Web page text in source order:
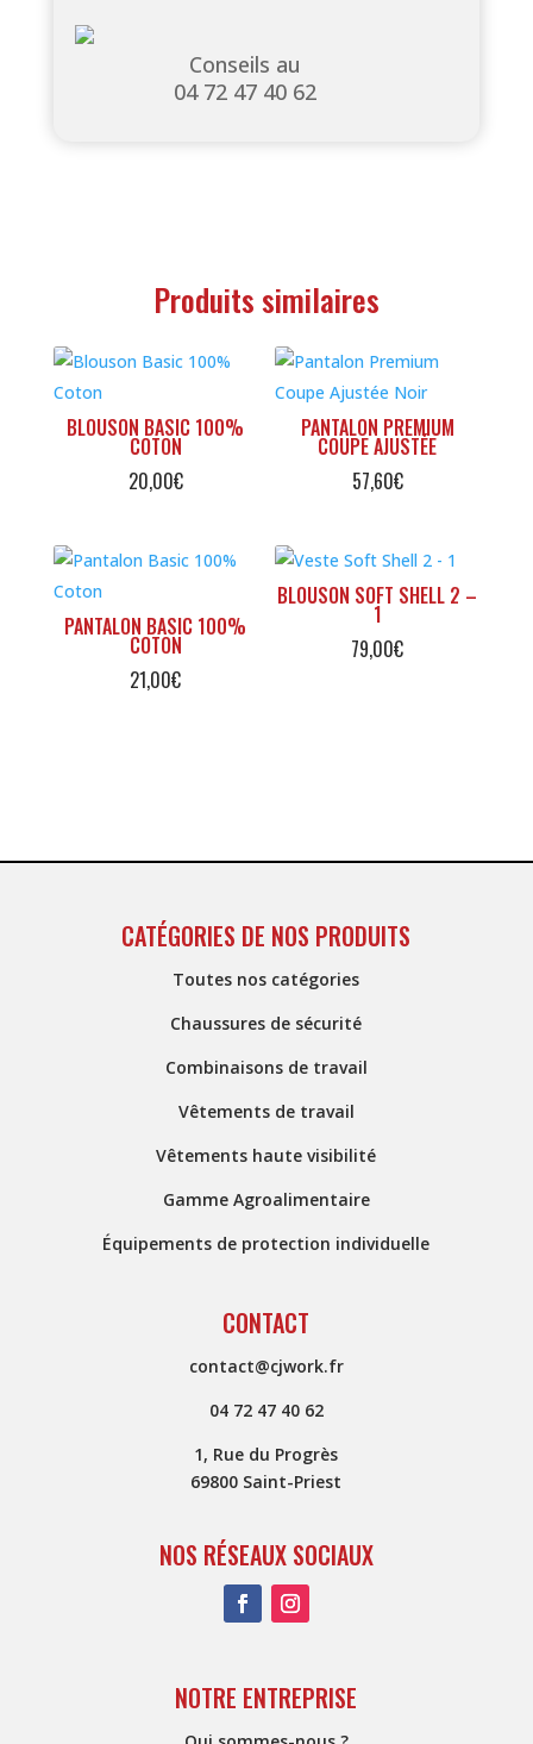
Conseils au
04 72 47 40 62
Produits similaires
BLOUSON BASIC 100%
COTON
20,00€
PANTALON PREMIUM
COUPE AJUSTÉE
57,60€
PANTALON BASIC 100%
COTON
21,00€
BLOUSON SOFT SHELL 2 –
1
79,00€
CATÉGORIES DE NOS PRODUITS
Toutes nos catégories
Chaussures de sécurité
Combinaisons de travail
Vêtements de travail
Vêtements haute visibilité
Gamme Agroalimentaire
Équipements de protection individuelle
CONTACT
contact@cjwork.fr
04 72 47 40 62
1, Rue du Progrès
69800 Saint-Priest
NOS RÉSEAUX SOCIAUX
NOTRE ENTREPRISE